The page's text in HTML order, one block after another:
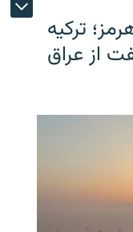
ترکیه
از عراق